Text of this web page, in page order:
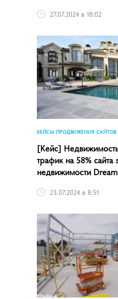
27.07.2024 в 18:02
КЕЙСЫ ПРОДВИЖЕНИЯ САЙТОВ
[Кейс]
трафик на 58% сайта
недвижимости
23.07.2024 в 8:51